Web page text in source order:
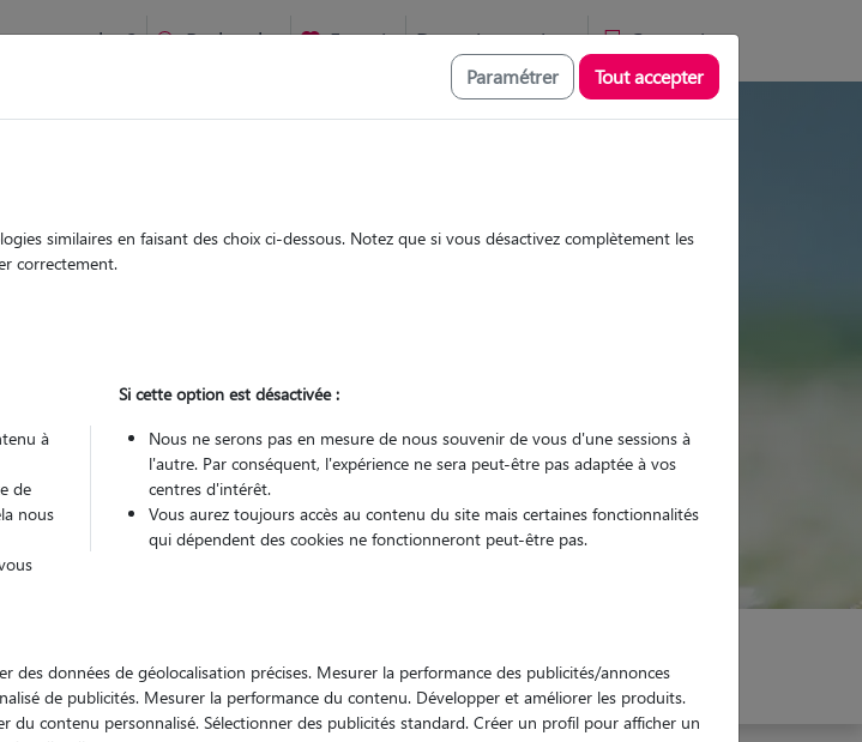
ça marche ? Recherche Favoris Devenir pet sitter Connexion
chien et chat en famille ou à domicile, visites et promenades
Garde Promenades
Pour quel animal ?
Trouver mon Pet Sitter
Paramétrer Tout accepter
similaires en faisant des choix ci-dessous. Notez que si vous désactivez complètement les
correctement.
à
de
nous
Si cette option est désactivée :
Nous ne serons pas en mesure de nous souvenir de vous d'une sessions à
l'autre. Par conséquent, l'expérience ne sera peut-être pas adaptée à vos
centres d'intérêt.
Vous aurez toujours accès au contenu du site mais certaines fonctionnalités
qui dépendent des cookies ne fonctionneront peut-être pas.
données de géolocalisation précises. Mesurer la performance des publicités/annonces
de publicités. Mesurer la performance du contenu. Développer et améliorer les produits.
contenu personnalisé. Sélectionner des publicités standard. Créer un profil pour afficher un